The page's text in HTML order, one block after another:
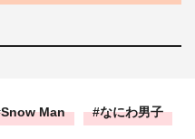
Snow Man なにわ男子